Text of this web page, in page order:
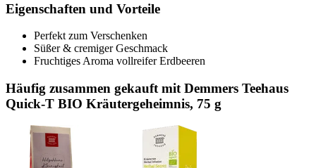
Eigenschaften und Vorteile
Perfekt zum Verschenken
Süßer & cremiger Geschmack
Fruchtiges Aroma vollreifer Erdbeeren
Häufig zusammen gekauft mit Demmers Teehaus
Quick-T BIO Kräutergeheimnis, 75 g